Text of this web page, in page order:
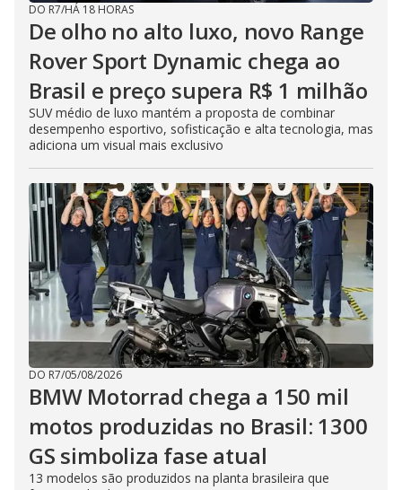
DO R7/HÁ 18 HORAS
De olho no alto luxo, novo Range
Rover Sport Dynamic chega ao
Brasil e preço supera R$ 1 milhão
SUV médio de luxo mantém a proposta de combinar
desempenho esportivo, sofisticação e alta tecnologia, mas
adiciona um visual mais exclusivo
DO R7/05/08/2026
BMW Motorrad chega a 150 mil
motos produzidas no Brasil: 1300
GS simboliza fase atual
13 modelos são produzidos na planta brasileira que